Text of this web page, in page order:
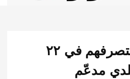
أمينضبط ٣ مخابز لتصرفهم في ٢٢